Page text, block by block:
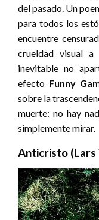
del pasado. Un
para todos los
encuentre
crueldad visual
inevitable no
efecto Funny
sobre la
muerte: no hay
simplemente mirar.
Anticristo (Lars